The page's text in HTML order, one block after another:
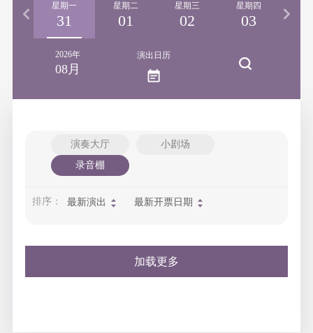
星期一
31
星期二
01
星期三
02
星期四
03
2026年
08月
演出日历
演奏大厅
小剧场
录音棚
排序： 最新演出 最新开票日期
加载更多